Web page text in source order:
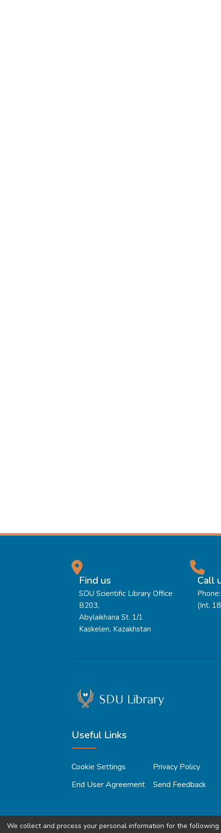
Find us
SDU Scientific Library Office
B203,
Abylaikhana St. 1/1
Kaskelen, Kazakhstan
Call
(Int.
Useful Links
Cookie Settings
Privacy Policy
End User Agreement
Send Feedback
We collect and process your personal information for the